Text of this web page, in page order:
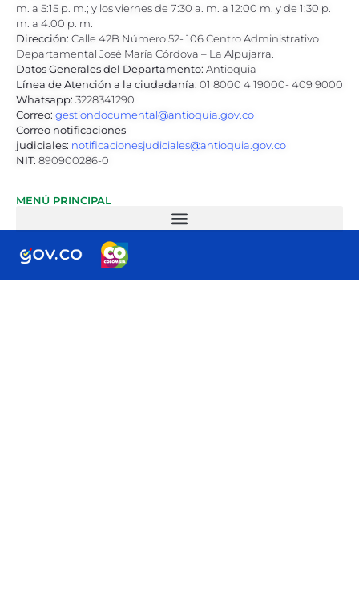
m. a 5:15 p. m.; y los viernes de 7:30 a. m. a 12:00 m. y de 1:30 p.
m. a 4:00 p. m.
Dirección: Calle 42B Número 52- 106 Centro Administrativo
Departamental José María Córdova – La Alpujarra.
Datos Generales del Departamento: Antioquia
Línea de Atención a la ciudadanía: 01 8000 4 19000- 409 9000
Whatsapp: 3228341290
Correo: gestiondocumental@antioquia.gov.co
Correo notificaciones
judiciales: notificacionesjudiciales@antioquia.gov.co
NIT: 890900286-0
MENÚ PRINCIPAL